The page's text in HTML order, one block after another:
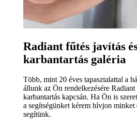
Radiant fűtés javítás
karbantartás galéria
Több, mint 20 éves tapasztalattal a
állunk az Ön rendelkezésére Radiant
karbantartás kapcsán. Ha Ön is
a segítségünket kérem hívjon minket
segítünk.